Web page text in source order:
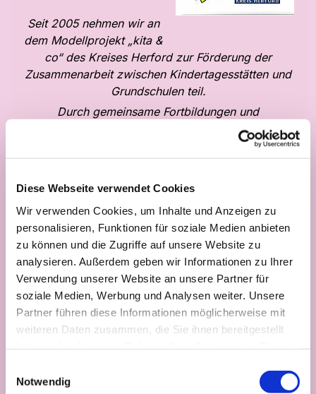
Diese Webseite verwendet Cookies
Wir verwenden Cookies, um Inhalte und Anzeigen zu
personalisieren, Funktionen für soziale Medien anbieten
zu können und die Zugriffe auf unsere Website zu
analysieren. Außerdem geben wir Informationen zu Ihrer
Verwendung unserer Website an unsere Partner für
soziale Medien, Werbung und Analysen weiter. Unsere
Partner führen diese Informationen möglicherweise mit
weiteren Daten zusammen, die Sie ihnen bereitgestellt
Notwendig
Seit 2005 nehmen wir an
dem Modellprojekt „kita &
co“ des Kreises Herford zur Förderung der
Zusammenarbeit zwischen Kindertagesstätten und
Grundschulen teil.
Durch gemeinsame Fortbildungen und
regelmäßigen Austausch zwischen Lehrerinnen und
Erzieherinnen, sowie Besuche der zukünftigen
Schulkinder in der Schule und andere Aktionen
Kindergarten in die Grundschule gut vorbereitet
und erleichtert.
Zusammenarbeit mit anderen Institutionen
Intensive Kooperationen gibt es mit verschiedenen
Einrichtungen im pädagogischen und
medizinischen Bereich, dazu gehören: die
Kinderärzte in Vlotho,
einer Zahnärztin (im Bereich Zahnprophylaxe), der
und Krankengymnasten sowie die